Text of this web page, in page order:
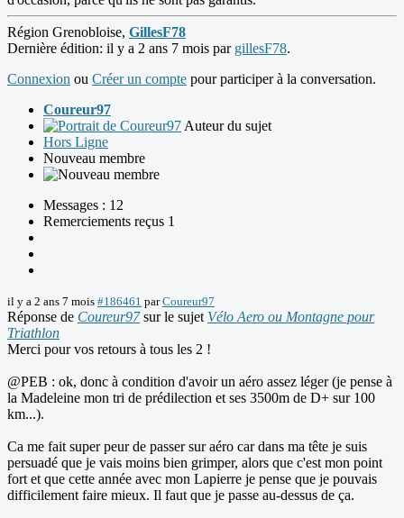
Région Grenobloise, GillesF78
Dernière édition: il y a 2 ans 7 mois par gillesF78.
Connexion ou Créer un compte pour participer à la conversation.
Coureur97
Auteur du sujet
Hors Ligne
Nouveau membre
Messages : 12
Remerciements reçus 1
il y a 2 ans 7 mois #186461 parCoureur97
Réponse de Coureur97sur le sujet Vélo Aero ou Montagne pour
Triathlon
Merci pour vos retours à tous les 2 !
@PEB : ok, donc à condition d'avoir un aéro assez léger (je pense à
la Madeleine mon tri de prédilection et ses 3500m de D+ sur 100
km...).
Ca me fait super peur de passer sur aéro car dans ma tête je suis
persuadé que je vais moins bien grimper, alors que c'est mon point
fort et que cette année avec mon Lapierre je pense que je pouvais
difficilement faire mieux. Il faut que je passe au-dessus de ça.